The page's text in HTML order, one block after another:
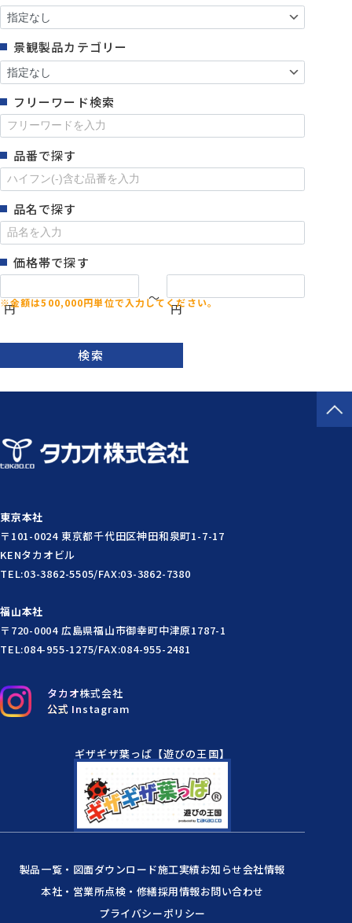
景観製品カテゴリー
フリーワード検索
品番で探す
品名で探す
価格帯で探す
円
～
円
検索
タカオ株式会社
公式 Instagram
東京本社
〒101-0024 東京都千代田区神田和泉町1-7-17
KENタカオビル
TEL:03-3862-5505/FAX:03-3862-7380
福山本社
〒720-0004 広島県福山市御幸町中津原1787-1
TEL:084-955-1275/FAX:084-955-2481
ギザギザ葉っぱ【遊びの王国】
製品一覧・図面ダウンロード施工実績お知らせ会社情報
本社・営業所点検・修繕採用情報お問い合わせ
プライバシーポリシー